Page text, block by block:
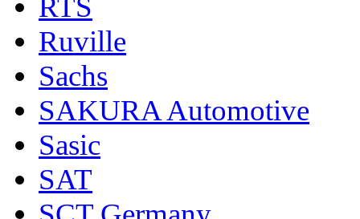
RTS
Ruville
Sachs
SAKURA Automotive
Sasic
SAT